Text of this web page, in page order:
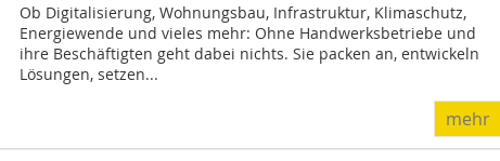
Ob Digitalisierung, Wohnungsbau, Infrastruktur, Klimaschutz,
Energiewende und vieles mehr: Ohne Handwerksbetriebe und
ihre Beschäftigten geht dabei nichts. Sie packen an, entwickeln
Lösungen, setzen...
mehr